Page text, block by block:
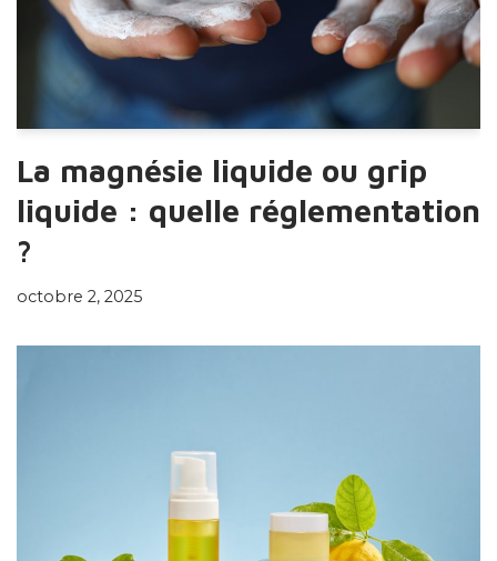
La magnésie liquide ou grip
liquide : quelle réglementation
?
octobre 2, 2025